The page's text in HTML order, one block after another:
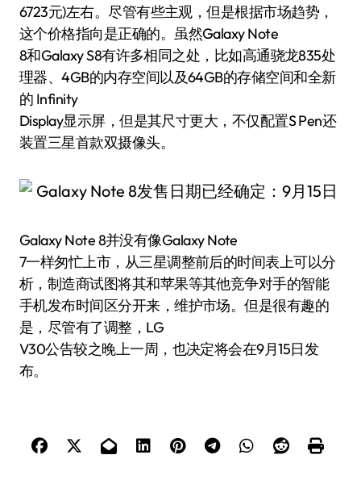
6723元)左右。尽管有些主观，但是根据市场趋势，
这个价格指向是正确的。虽然Galaxy Note
8和Galaxy S8有许多相同之处，比如高通骁龙835处
理器、4GB的内存空间以及64GB的存储空间和全新
的 Infinity
Display显示屏，但是其尺寸更大，不仅配置S Pen还
装置三星首款双摄像头。
Galaxy Note 8并没有像Galaxy Note
7一样匆忙上市，从三星调整前后的时间表上可以分
析，制造商试图将其和苹果等其他竞争对手的智能
手机发布时间区分开来，维护市场。但是很有趣的
是，尽管有了调整，LG
V30公告较之晚上一周，也决定将会在9月15日发
布。